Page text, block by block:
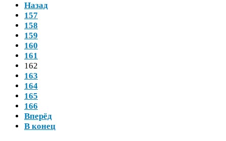
Назад
157
158
159
160
161
162
163
164
165
166
Вперёд
В конец